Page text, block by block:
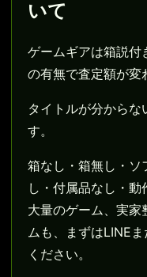
いて
ゲームギアは箱説付
の有無で査定額が変
タイトルが分からな
す。
箱なし・箱無し・ソ
し・付属品なし・動
大量のゲーム、実家
ムも、まずはLINE
ください。